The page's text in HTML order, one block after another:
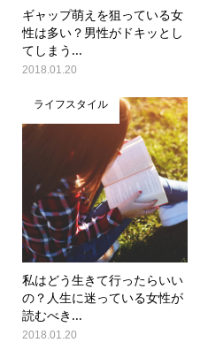
ギャップ萌えを狙っている女
性は多い？男性がドキッとし
てしまう...
2018.01.20
ライフスタイル
私はどう生きて行ったらいい
の？人生に迷っている女性が
読むべき...
2018.01.20